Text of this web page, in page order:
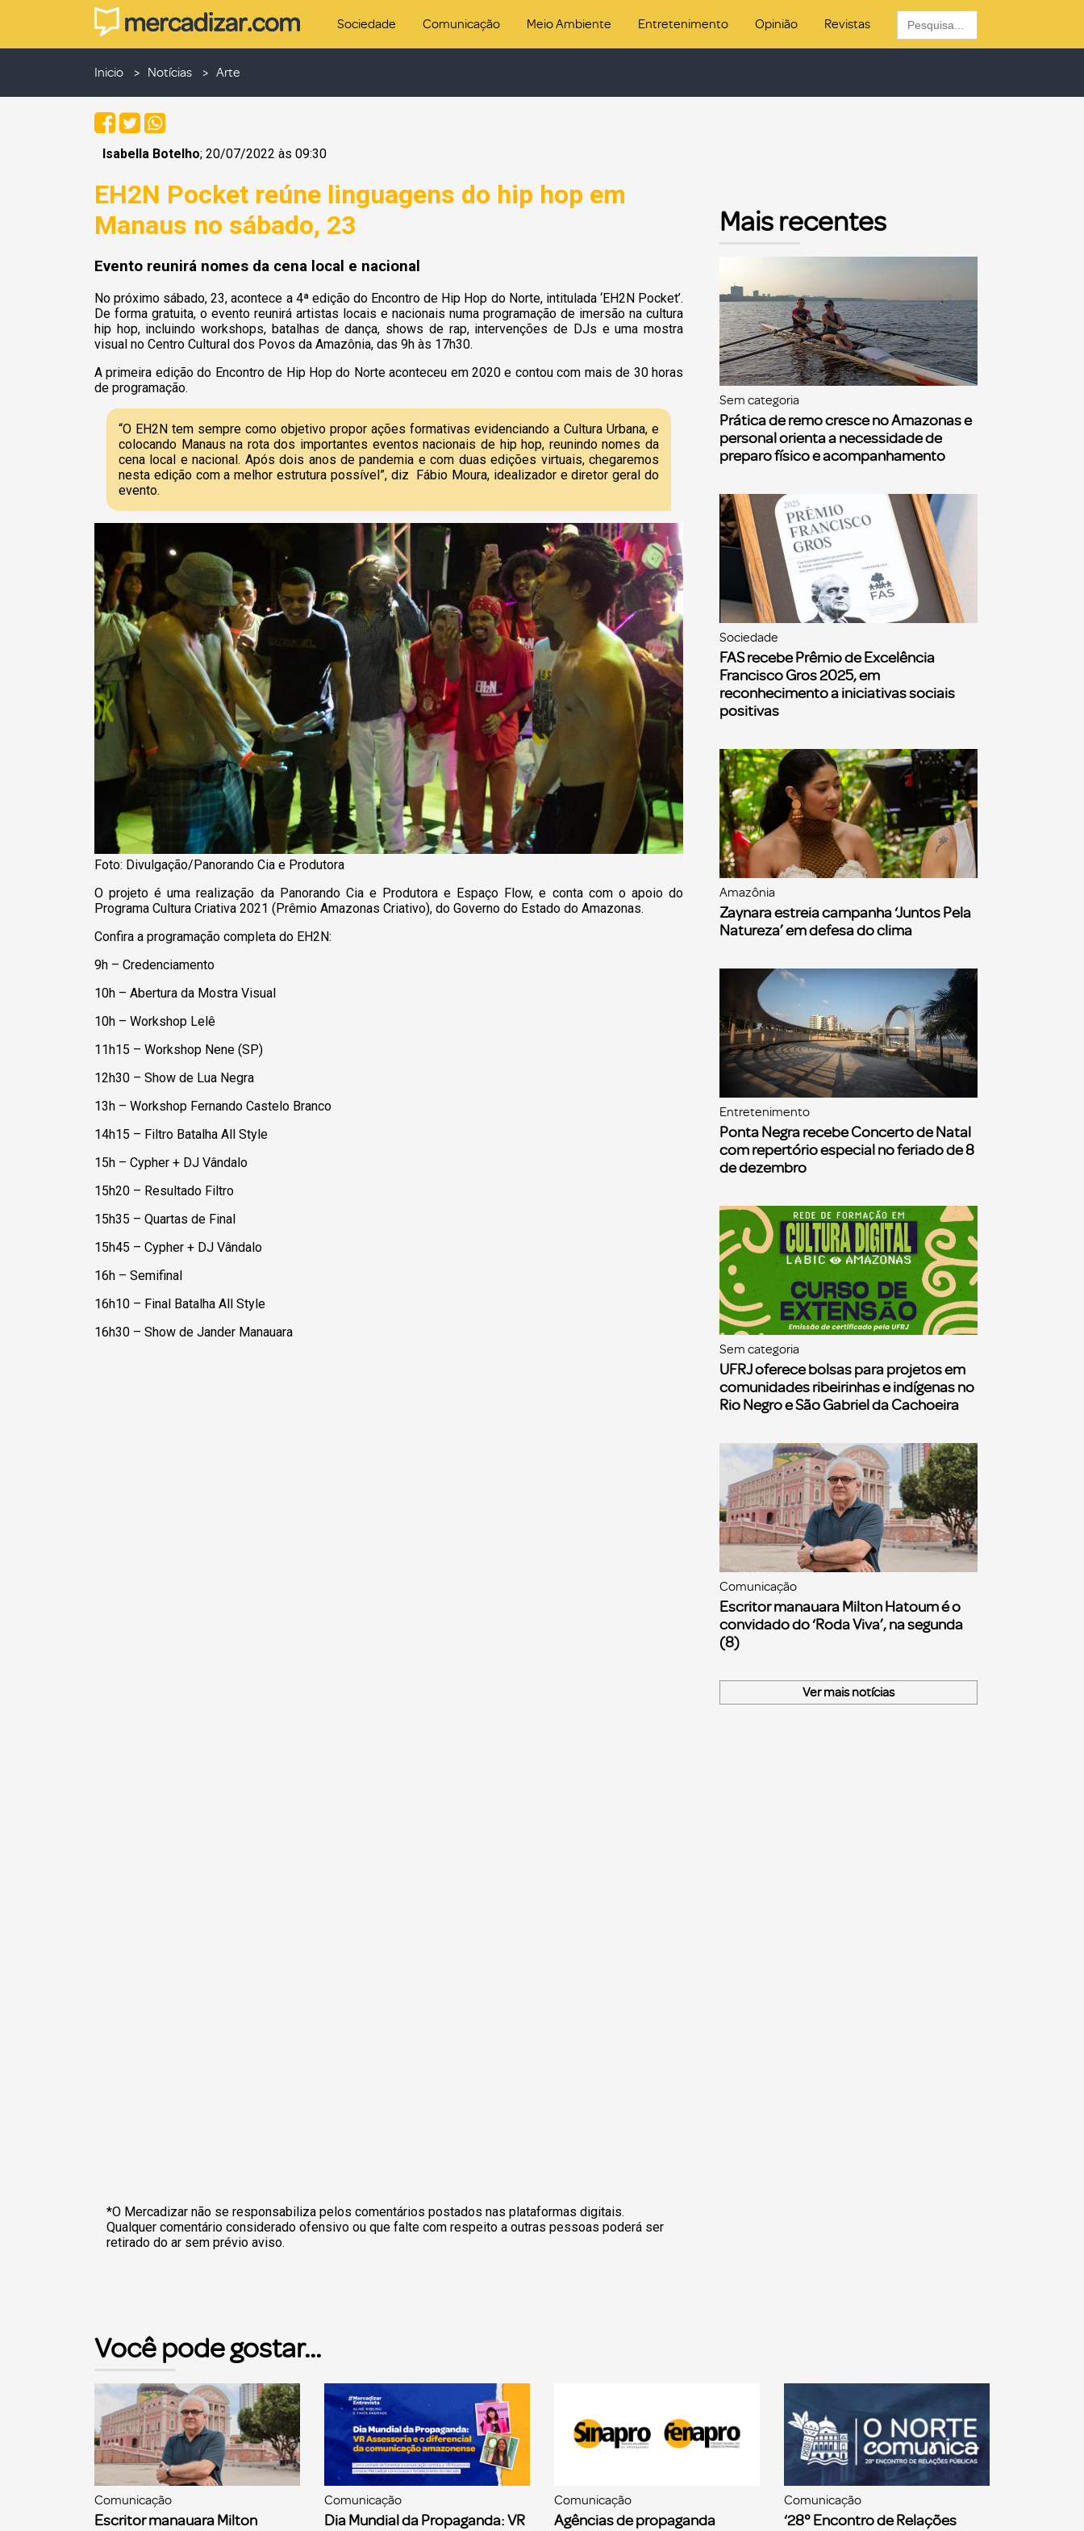
Sociedade Comunicação Meio Ambiente Entretenimento Opinião Revistas
Search
for:
Inicio Notícias Arte
Isabella Botelho; 20/07/2022 às 09:30
EH2N Pocket reúne linguagens do hip hop em
Manaus no sábado, 23
Evento reunirá nomes da cena local e nacional
No próximo sábado, 23, acontece a 4ª edição do Encontro de Hip Hop do Norte, intitulada ‘EH2N Pocket’.
De forma gratuita, o evento reunirá artistas locais e nacionais numa programação de imersão na cultura
hip hop, incluindo workshops, batalhas de dança, shows de rap, intervenções de DJs e uma mostra
visual no Centro Cultural dos Povos da Amazônia, das 9h às 17h30.
A primeira edição do Encontro de Hip Hop do Norte aconteceu em 2020 e contou com mais de 30 horas
de programação.
“O EH2N tem sempre como objetivo propor ações formativas evidenciando a Cultura Urbana, e
colocando Manaus na rota dos importantes eventos nacionais de hip hop, reunindo nomes da
cena local e nacional. Após dois anos de pandemia e com duas edições virtuais, chegaremos
nesta edição com a melhor estrutura possível”, diz Fábio Moura, idealizador e diretor geral do
evento.
Foto: Divulgação/Panorando Cia e Produtora
O projeto é uma realização da Panorando Cia e Produtora e Espaço Flow, e conta com o apoio do
Programa Cultura Criativa 2021 (Prêmio Amazonas Criativo), do Governo do Estado do Amazonas.
Confira a programação completa do EH2N:
9h – Credenciamento
10h – Abertura da Mostra Visual
10h – Workshop Lelê
11h15 – Workshop Nene (SP)
12h30 – Show de Lua Negra
13h – Workshop Fernando Castelo Branco
14h15 – Filtro Batalha All Style
15h – Cypher + DJ Vândalo
15h20 – Resultado Filtro
15h35 – Quartas de Final
15h45 – Cypher + DJ Vândalo
16h – Semifinal
16h10 – Final Batalha All Style
16h30 – Show de Jander Manauara
*O Mercadizar não se responsabiliza pelos comentários postados nas plataformas digitais.
Qualquer comentário considerado ofensivo ou que falte com respeito a outras pessoas poderá ser
retirado do ar sem prévio aviso.
Mais recentes
Sem categoria
Prática de remo cresce no Amazonas e
personal orienta a necessidade de
preparo físico e acompanhamento
Sociedade
FAS recebe Prêmio de Excelência
Francisco Gros 2025, em
reconhecimento a iniciativas sociais
positivas
Amazônia
Zaynara estreia campanha ‘Juntos Pela
Natureza’ em defesa do clima
Entretenimento
Ponta Negra recebe Concerto de Natal
com repertório especial no feriado de 8
de dezembro
Sem categoria
UFRJ oferece bolsas para projetos em
comunidades ribeirinhas e indígenas no
Rio Negro e São Gabriel da Cachoeira
Comunicação
Escritor manauara Milton Hatoum é o
convidado do ‘Roda Viva’, na segunda
(8)
Ver mais notícias
Você pode gostar...
Comunicação
Escritor manauara Milton
Comunicação
Dia Mundial da Propaganda: VR
Comunicação
Agências de propaganda
Comunicação
‘28° Encontro de Relações